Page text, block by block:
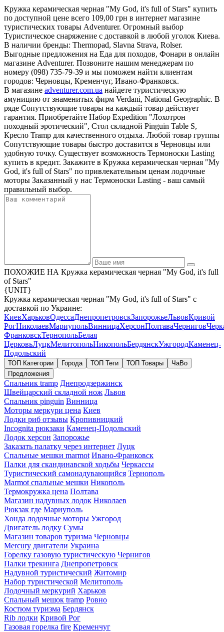
Кружка керамическая черная "My God, it's full of Stars" купить
по доступной цене всего 109,00 грн в интернет магазине
туристических товары Adventurer. Огромный выбор
Туристическое снаряжение с доставкой в любой уголок Киева.
В наличии бренды: Thermopad, Slavna Strava, Rolser.
Выгодные предложения на Еда для походов, Фонари в онлайн
магазине Adventurer. Позвоните нашим менеджерам по
номеру (098) 735-79-39 и мы поможем найти клиентам
городов: Черновцы, Кременчуг, Ивано-Франковск.
В магазине adventurer.com.ua найдете туристическую
амуницию от знаменитых фирм Verdani, National Geographic. В
ряде Сопутствующие товары на каждый товар действует
гарантия. Приобретайте Набор Expedition "Лохотрон
походный эротический", Стол складной Pinguin Table S,
Кресло Tramp для качественного отдыха. Любой товар группы
Сопутствующие товары быстро доставится в Черновцы или
удобную точку. Существует возможность Термоноски Lasting
купить в кредит. Закажите в Кружка керамическая черная "My
God, it's full of Stars" по привлекательным ценам лодочные
моторы Заказанный у нас Термоноски Lasting - ваш самый
правильный выбор.
ПОХОЖИЕ НА Кружка керамическая черная "My God, it's full
of Stars"
{UNIT}
Кружка керамическая черная "My God, it's full of Stars" с
доставкой по Украине:
КиевХарьковОдессаДнепропетровскЗапорожьеЛьвовКривой
РогНиколаевМариупольВинницаХерсонПолтаваЧернигов
ФранковскТернопольБелая
ЦерковьЛуцкМелитопольНикопольБердянскУжгородКаменец-
Подольский
ТОП Категории Города ТОП Теги ТОП Товары
ЧаВо
Предложения
Спальник tramp Днепродзержинск
Швейцарский складной нож Львов
Спальник pinguin Винница
Моторы меркури цена Киев
Лодки риб отзывы Кропивницкий
Incognita рюкзаки Каменец-Подольский
Лодок херсон Запорожье
Заказать палатку через интернет Луцк
Спальные мешки marmot Ивано-Франковск
Палки для скандинавской ходьбы Черкассы
Туристический самонадувающийся Тернополь
Marmot спальные мешки Никополь
Термокружка цена Полтава
Магазин надувных лодок Николаев
Рюкзак где Мариуполь
Хонда лодочные моторы Ужгород
Двигатель лодку Сумы
Магазин товаров туризма Черновцы
Mercury двигатели Украина
Горелку газовую туристическую Чернигов
Палки трекинга Днепропетровск
Надувной туристический Житомир
Набор туристической Мелитополь
Лодочный меркурий Харьков
Спальный мешок tramp Ровно
Костюм туризма Бердянск
Rib лодки Кривой Рог
Газовая горелка fire Кременчуг